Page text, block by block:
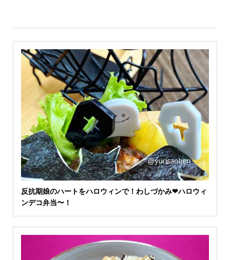
反抗期娘のハートをハロウィンで！わしづかみ❤ハロウィ
ンデコ弁当〜！